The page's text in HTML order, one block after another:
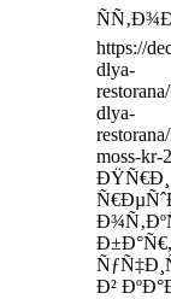
https://
dlya-
dlya-
moss-kr-
ÐŸÑ€Ð¸
Ð±Ð°Ñ€,
Ð²